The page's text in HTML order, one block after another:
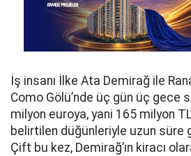
İş insanı İlke Ata Demirağ ile
Como Gölü’nde üç gün üç gece
milyon euroya, yani 165 milyon
belirtilen düğünleriyle uzun süre
Çift bu kez, Demirağ’ın kiracı